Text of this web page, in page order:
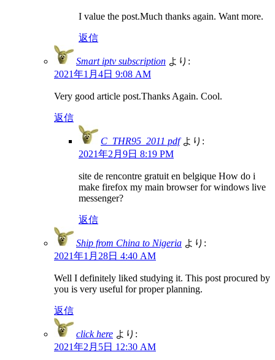
I value the post.Much thanks again. Want more.
返信
Smart iptv subscription より:
2021年1月4日 9:08 AM
Very good article post.Thanks Again. Cool.
返信
C_THR95_2011 pdf より:
2021年2月9日 8:19 PM
site de rencontre gratuit en belgique How do i
make firefox my main browser for windows live
messenger?
返信
Ship from China to Nigeria より:
2021年1月28日 4:40 AM
Well I definitely liked studying it. This post procured by
you is very useful for proper planning.
返信
click here より:
2021年2月5日 12:30 AM